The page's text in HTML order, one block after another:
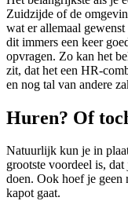
Zuidzijde of de
wat er allemaal
dit immers een keer
opvragen. Zo kan het
zit, dat het een HR-
en nog tal van andere
Huren? Of
Natuurlijk kun je in
grootste voordeel is,
doen. Ook hoef je geen
kapot gaat.